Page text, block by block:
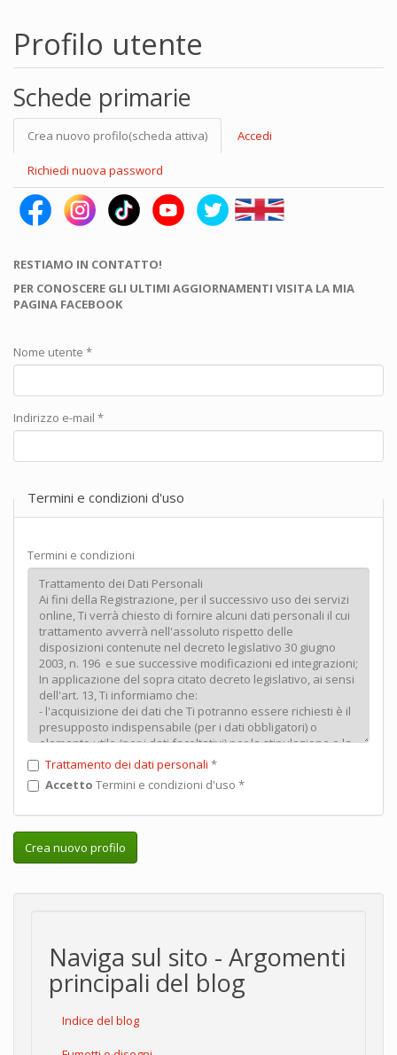
Profilo utente
Schede primarie
Crea nuovo profilo(scheda attiva) Accedi
Richiedi nuova password
RESTIAMO IN CONTATTO!
PER CONOSCERE GLI ULTIMI AGGIORNAMENTI VISITA LA MIA
PAGINA FACEBOOK
Nome utente *
Indirizzo e-mail *
Termini e condizioni d'uso
Termini e condizioni
Trattamento dei dati personali *
Accetto Termini e condizioni d'uso *
Crea nuovo profilo
Naviga sul sito - Argomenti
principali del blog
Indice del blog